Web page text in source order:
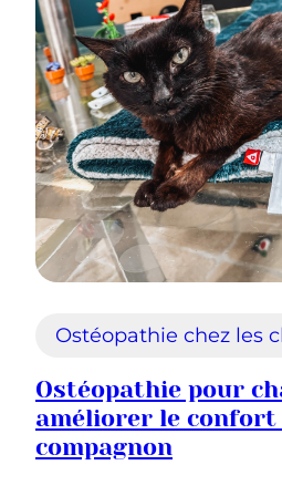
Ostéopathie chez les
Ostéopathie pour
améliorer le confort
compagnon